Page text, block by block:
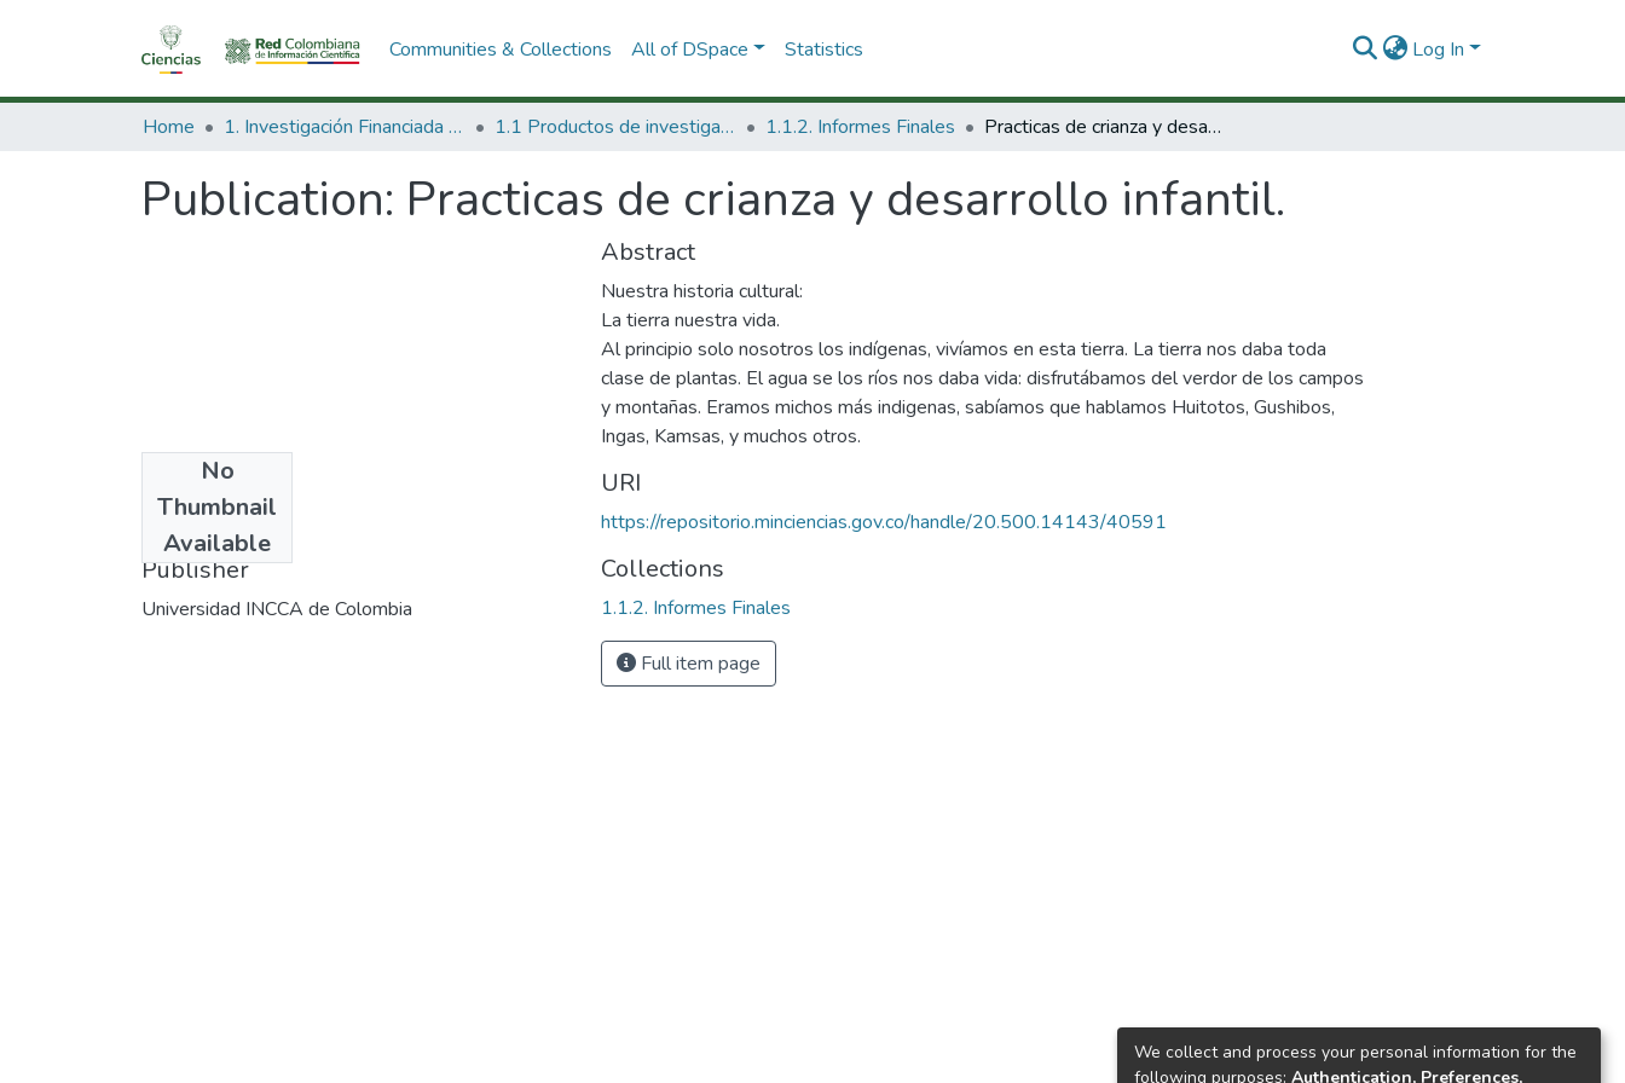
Communities & Collections All of DSpace Statistics Log In
Home 1. Investigación Financiada con Recursos Públicos 1.1 Productos de investigación 1.1.2. Informes Finales Practicas de crianza y desarrollo infantil.
Publication: Practicas de crianza y desarrollo infantil.
No
Thumbnail
Available
1997
Publisher
Universidad INCCA de Colombia
Abstract
Nuestra historia cultural:
La tierra nuestra vida.
Al principio solo nosotros los indígenas, vivíamos en esta tierra. La tierra nos daba toda
clase de plantas. El agua se los ríos nos daba vida: disfrutábamos del verdor de los campos
y montañas. Eramos michos más indigenas, sabíamos que hablamos Huitotos, Gushibos,
Ingas, Kamsas, y muchos otros.
URI
https://repositorio.minciencias.gov.co/handle/20.500.14143/40591
Collections
1.1.2. Informes Finales
Full item page
We collect and process your personal information for the
following purposes: Authentication, Preferences,